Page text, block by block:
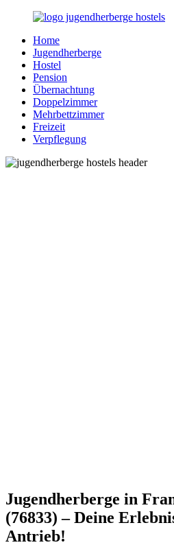
Zurück
Inhalt
Jugendherberge-
Hostels.de
Reisen
junge
jung
gebliebene
Menschen
Home
Jugendherberge
Hostel
Pension
Übernachtung
Doppelzimmer
Mehrbettzimmer
Freizeit
Verpflegung
Jugendherberge in
(76833) – Deine
Antrieb!